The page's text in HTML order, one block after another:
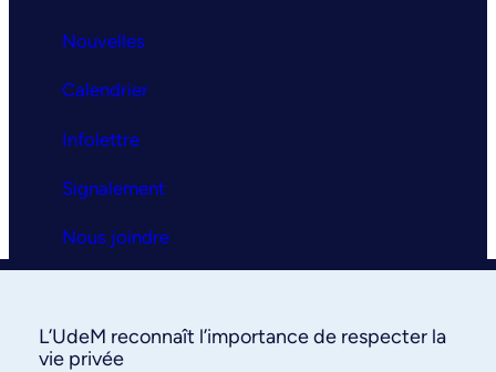
Nouvelles
Calendrier
Infolettre
Signalement
Nous joindre
La clinique
L’UdeM reconnaît l’importance de respecter la
vie privée